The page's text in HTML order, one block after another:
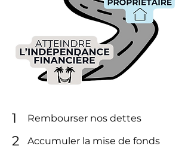
1 Rembourser nos dettes
2 Accumuler la mise de fonds